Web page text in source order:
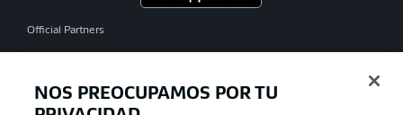
Official Partners
NOS PREOCUPAMOS POR TU